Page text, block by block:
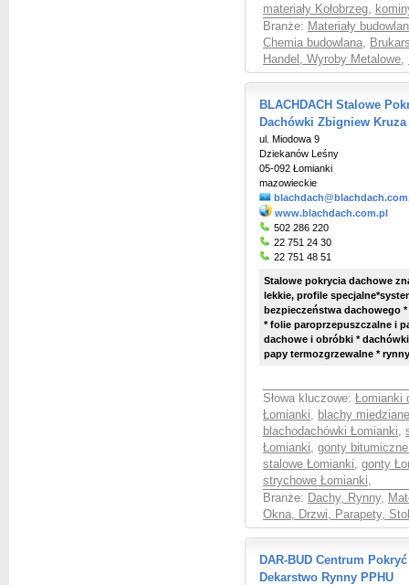
materiały Kołobrzeg,
Branże: Materiały
Chemia budowlana,
Handel, Wyroby Metalowe,
BLACHDACH Stalowe
Dachówki Zbigniew Kruza
ul. Miodowa 9
Dziekanów Leśny
05-092 Łomianki
mazowieckie
www.blachdach.com.pl
502 286 220
22 751 24 30
22 751 48 51
Stalowe pokrycia dachowe
lekkie, profile
bezpieczeństwa dachowego
* folie paroprzepuszczalne i
dachowe i obróbki *
papy termozgrzewalne *
Słowa kluczowe: Łomianki
Łomianki, blachy
blachodachówki Łomianki,
Łomianki, gonty
stalowe Łomianki, gonty
strychowe Łomianki,
Branże: Dachy, Rynny,
Okna, Drzwi, Parapety,
DAR-BUD Centrum
Dekarstwo Rynny PPHU